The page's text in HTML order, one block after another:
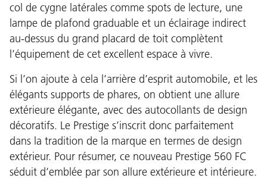
col de cygne latérales comme spots de lecture, une
lampe de plafond graduable et un éclairage indirect
au-dessus du grand placard de toit complètent
l’équipement de cet excellent espace à vivre.
Si l’on ajoute à cela l’arrière d’esprit automobile, et les
élégants supports de phares, on obtient une allure
extérieure élégante, avec des autocollants de design
décoratifs. Le Prestige s’inscrit donc parfaitement
dans la tradition de la marque en termes de design
extérieur. Pour résumer, ce nouveau Prestige 560 FC
séduit d’emblée par son allure extérieure et intérieure.